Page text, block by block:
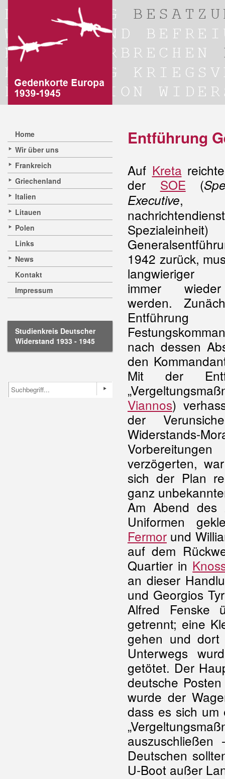
Home
Wir über uns
Frankreich
Griechenland
Italien
Litauen
Polen
Links
News
Kontakt
Impressum
Studienkreis Deutscher
Widerstand 1933 - 1945
Entführung
Auf Kreta
der SOE (
Executive,
1942 zurück,
langwieriger
immer
werden.
nach dessen
den
Mit der
Viannos)
der
Widerstands-
verzögerten,
sich der Plan
ganz
Am Abend
Uniformen
Fermor und
auf dem
Quartier in
an dieser
und Georgios
Alfred Fenske
getrennt; eine
gehen und dort
Unterwegs
getötet. Der
deutsche
wurde der
dass es sich um
Deutschen
U-Boot außer